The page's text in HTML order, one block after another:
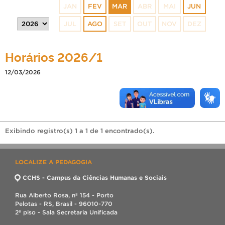
JAN FEV MAR ABR MAI JUN
JUL AGO SET OUT NOV DEZ
Horários 2026/1
12/03/2026
Exibindo registro(s) 1 a 1 de 1 encontrado(s).
LOCALIZE A PEDAGOGIA
CCHS - Campus da Ciências Humanas e Sociais
Rua Alberto Rosa, nº 154 - Porto
Pelotas - RS, Brasil - 96010-770
2º piso - Sala Secretaria Unificada